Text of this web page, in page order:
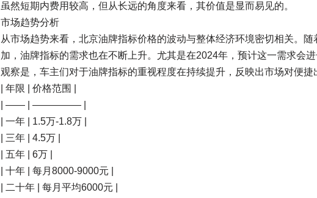
虽然短期内费用较高，但从长远的角度来看，其价值是显而易见的。
市场趋势分析
从市场趋势来看，北京油牌指标价格的波动与整体经济环境密切相关。
加，油牌指标的需求也在不断上升。尤其是在2024年，预计这一需求会
观察是，车主们对于油牌指标的重视程度在持续提升，反映出市场对便捷
| 年限 | 价格范围 |
| —— | ————— |
| 一年 | 1.5万-1.8万 |
| 三年 | 4.5万 |
| 五年 | 6万 |
| 十年 | 每月8000-9000元 |
| 二十年 | 每月平均6000元 |